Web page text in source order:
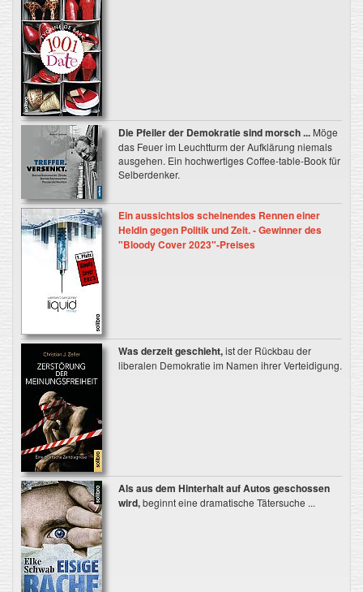
Die Pfeiler der Demokratie sind morsch ...Möge
das Feuer im Leuchtturm der Aufklärung niemals
ausgehen. Ein hochwertiges Coffee-table-Book für
Selberdenker.
Ein aussichtslos scheinendes Rennen einer
Heldin gegen Politik und Zeit. - Gewinner des
"Bloody Cover 2023"-Preises
Was derzeit geschieht,ist der Rückbau der
liberalen Demokratie im Namen ihrer Verteidigung.
Als aus dem Hinterhalt auf Autos geschossen
wird,beginnt eine dramatische Tätersuche ...